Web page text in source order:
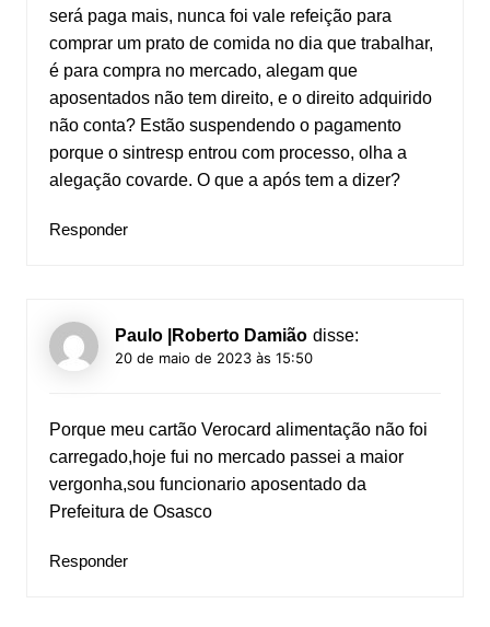
será paga mais, nunca foi vale refeição para
comprar um prato de comida no dia que trabalhar,
é para compra no mercado, alegam que
aposentados não tem direito, e o direito adquirido
não conta? Estão suspendendo o pagamento
porque o sintresp entrou com processo, olha a
alegação covarde. O que a após tem a dizer?
Responder
Paulo |Roberto Damião disse:
20 de maio de 2023 às 15:50
Porque meu cartão Verocard alimentação não foi
carregado,hoje fui no mercado passei a maior
vergonha,sou funcionario aposentado da
Prefeitura de Osasco
Responder